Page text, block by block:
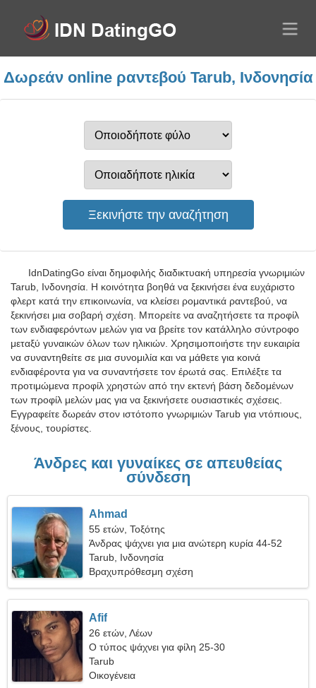
Δωρεάν online ραντεβού Tarub, Ινδονησία
IdnDatingGo είναι δημοφιλής διαδικτυακή υπηρεσία γνωριμιών
Tarub, Ινδονησία. Η κοινότητα βοηθά να ξεκινήσει ένα ευχάριστο
φλερτ κατά την επικοινωνία, να κλείσει ρομαντικά ραντεβού, να
ξεκινήσει μια σοβαρή σχέση. Μπορείτε να αναζητήσετε τα προφίλ
των ενδιαφερόντων μελών για να βρείτε τον κατάλληλο σύντροφο
μεταξύ γυναικών όλων των ηλικιών. Χρησιμοποιήστε την ευκαιρία
να συναντηθείτε σε μια συνομιλία και να μάθετε για κοινά
ενδιαφέροντα για να συναντήσετε τον έρωτά σας. Επιλέξτε τα
προτιμώμενα προφίλ χρηστών από την εκτενή βάση δεδομένων
των προφίλ μελών μας για να ξεκινήσετε ουσιαστικές σχέσεις.
Εγγραφείτε δωρεάν στον ιστότοπο γνωριμιών Tarub για ντόπιους,
ξένους, τουρίστες.
Άνδρες και γυναίκες σε απευθείας
σύνδεση
Ahmad
55 ετών, Τοξότης
Άνδρας ψάχνει για μια ανώτερη κυρία 44-52
Tarub, Ινδονησία
Βραχυπρόθεσμη σχέση
Afif
26 ετών, Λέων
Ο τύπος ψάχνει για φίλη 25-30
Tarub
Οικογένεια